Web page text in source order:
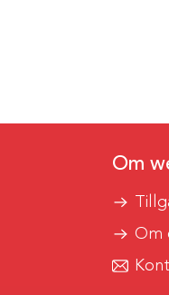
Om
Om